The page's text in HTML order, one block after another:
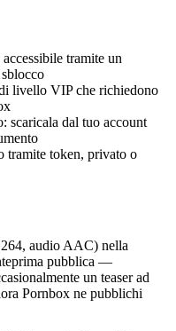
tramite un
livello VIP che richiedono
scaricala dal tuo account
tramite token, privato o
audio AAC) nella
pubblica —
un teaser ad
Pornbox ne pubblichi